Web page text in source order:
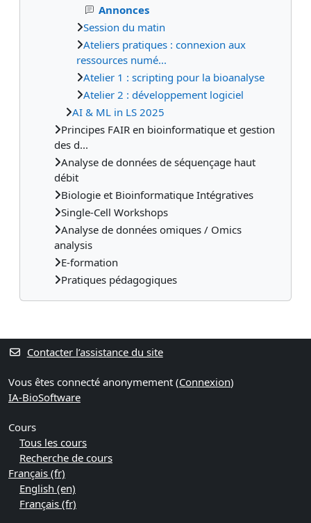
Annonces
Session du matin
Ateliers pratiques : connexion aux
ressources numé...
Atelier 1 : scripting pour la bioanalyse
Atelier 2 : développement logiciel
AI & ML in LS 2025
Principes FAIR en bioinformatique et gestion
des d...
Analyse de données de séquençage haut
débit
Biologie et Bioinformatique Intégratives
Single-Cell Workshops
Analyse de données omiques / Omics
analysis
E-formation
Pratiques pédagogiques
Contacter l’assistance du site
Vous êtes connecté anonymement (Connexion)
IA-BioSoftware
Cours
Tous les cours
Recherche de cours
Français ‎(fr)‎
English ‎(en)‎
Français ‎(fr)‎